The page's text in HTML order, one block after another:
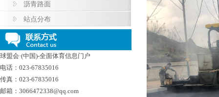
沥青路面
站点分布
球盟会·(中国)-全面体育信息门户
电话：023-67835016
传真：023-67835016
邮箱：3066472338@qq.com